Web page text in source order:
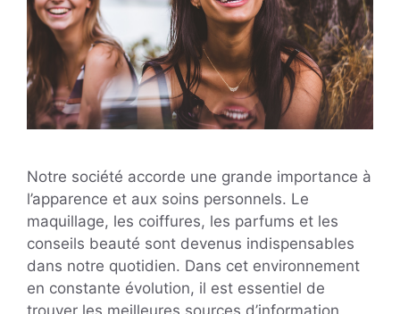
Notre société accorde une grande importance à
l’apparence et aux soins personnels. Le
maquillage, les coiffures, les parfums et les
conseils beauté sont devenus indispensables
dans notre quotidien. Dans cet environnement
en constante évolution, il est essentiel de
trouver les meilleures sources d’information